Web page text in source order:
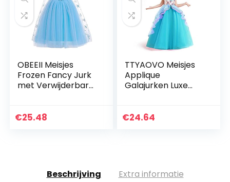
OBEEII Meisjes
Frozen Fancy Jurk
met Verwijderbare
Kostuum Sneeuw
€25.48
TTYAOVO Meisjes
Applique
Galajurken Luxe
Prinses Lange
€24.64
Beschrijving Extra informatie